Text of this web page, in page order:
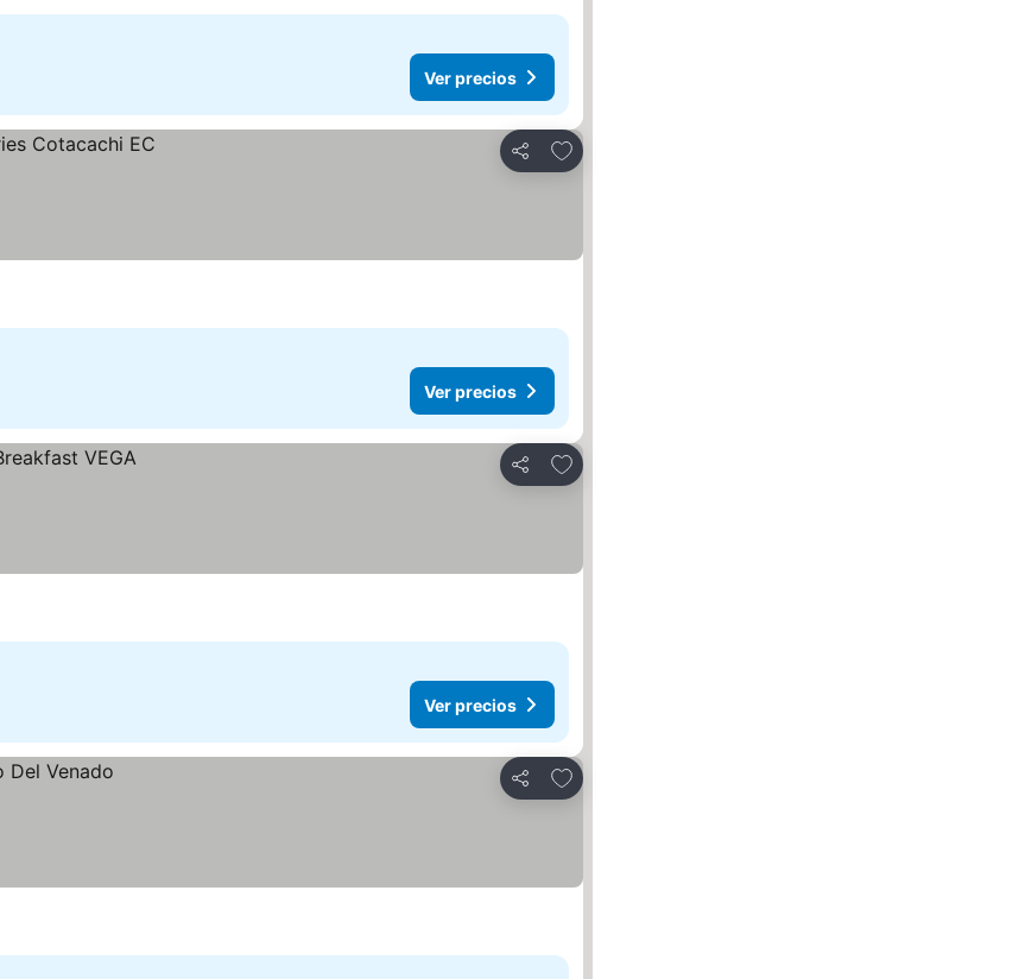
Ver precios
Compartir
Agregar a favoritos
Ver precios
Compartir
Agregar a favoritos
Ver precios
Compartir
Agregar a favoritos